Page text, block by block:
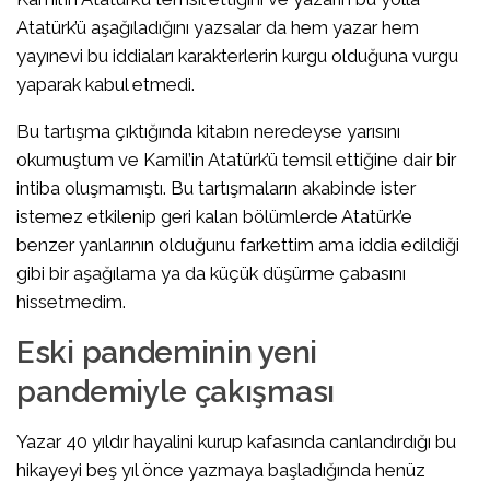
Atatürk’ü aşağıladığını yazsalar da hem yazar hem
yayınevi bu iddiaları karakterlerin kurgu olduğuna vurgu
yaparak kabul etmedi.
Bu tartışma çıktığında kitabın neredeyse yarısını
okumuştum ve Kamil’in Atatürk’ü temsil ettiğine dair bir
intiba oluşmamıştı. Bu tartışmaların akabinde ister
istemez etkilenip geri kalan bölümlerde Atatürk’e
benzer yanlarının olduğunu farkettim ama iddia edildiği
gibi bir aşağılama ya da küçük düşürme çabasını
hissetmedim.
Eski pandeminin yeni
pandemiyle çakışması
Yazar 40 yıldır hayalini kurup kafasında canlandırdığı bu
hikayeyi beş yıl önce yazmaya başladığında henüz